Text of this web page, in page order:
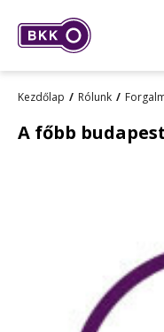
Kezdőlap Rólunk
A főbb